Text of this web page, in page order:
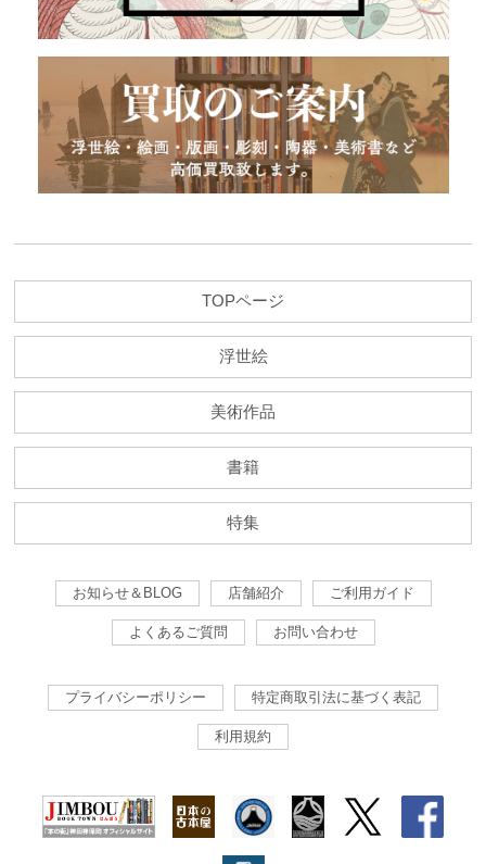
TOPページ
浮世絵
美術作品
書籍
特集
お知らせ＆BLOG 店舗紹介 ご利用ガイド
よくあるご質問 お問い合わせ
プライバシーポリシー 特定商取引法に基づく表記
利用規約